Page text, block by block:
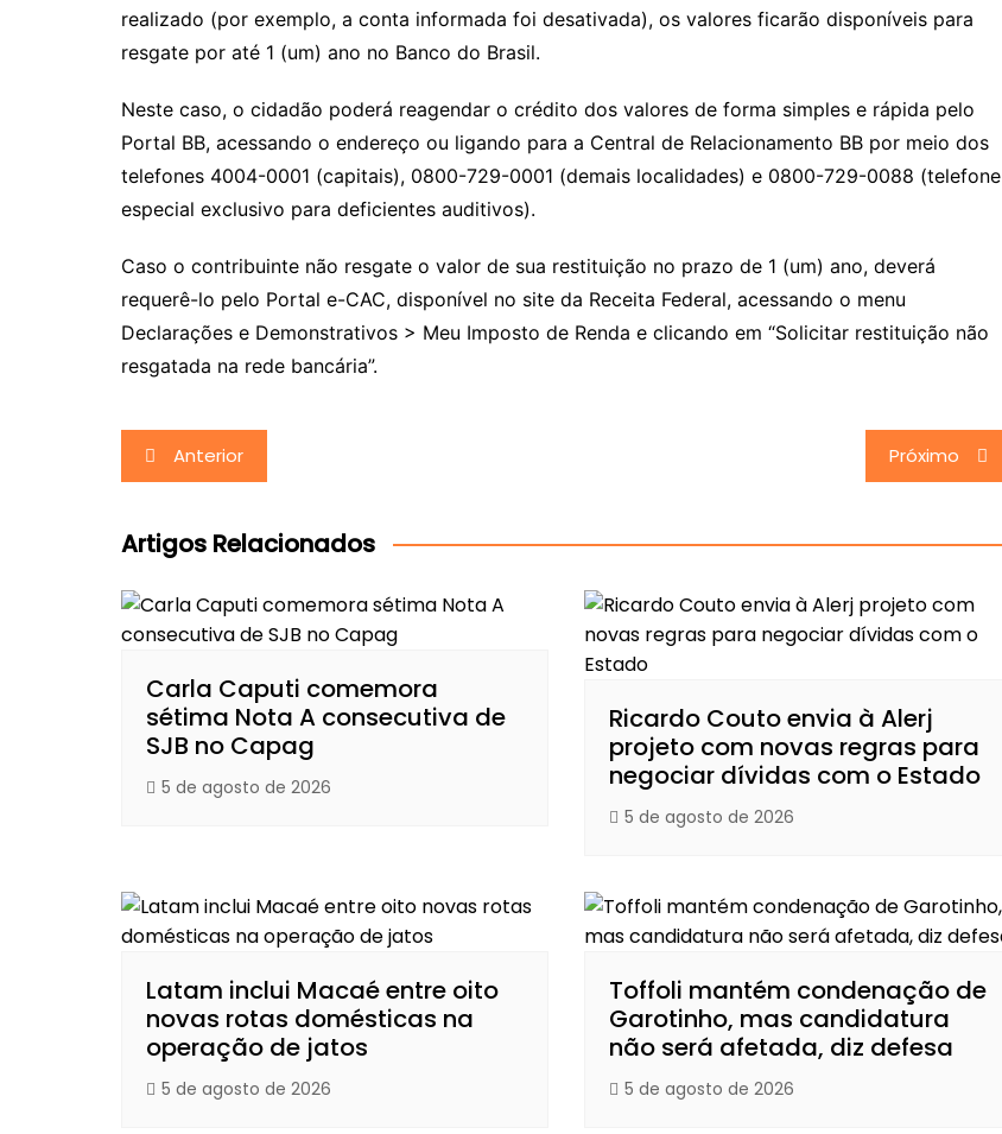
realizado (por exemplo, a conta informada foi desativada), os valores ficarão disponíveis para
resgate por até 1 (um) ano no Banco do Brasil.
Neste caso, o cidadão poderá reagendar o crédito dos valores de forma simples e rápida pelo
Portal BB, acessando o endereço ou ligando para a Central de Relacionamento BB por meio dos
telefones 4004-0001 (capitais), 0800-729-0001 (demais localidades) e 0800-729-0088 (telefone
especial exclusivo para deficientes auditivos).
Caso o contribuinte não resgate o valor de sua restituição no prazo de 1 (um) ano, deverá
requerê-lo pelo Portal e-CAC, disponível no site da Receita Federal, acessando o menu
Declarações e Demonstrativos > Meu Imposto de Renda e clicando em “Solicitar restituição não
resgatada na rede bancária”.
Navegação
de
Post
Anterior Próximo
Artigos Relacionados
Carla Caputi comemora
sétima Nota A consecutiva de
SJB no Capag
5 de agosto de 2026
Ricardo Couto envia à Alerj
projeto com novas regras para
negociar dívidas com o Estado
5 de agosto de 2026
Latam inclui Macaé entre oito
novas rotas domésticas na
operação de jatos
5 de agosto de 2026
Toffoli mantém condenação de
Garotinho, mas candidatura
não será afetada, diz defesa
5 de agosto de 2026